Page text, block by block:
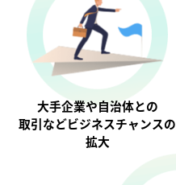
大手企業や自治体との
取引などビジネスチャンスの
拡大